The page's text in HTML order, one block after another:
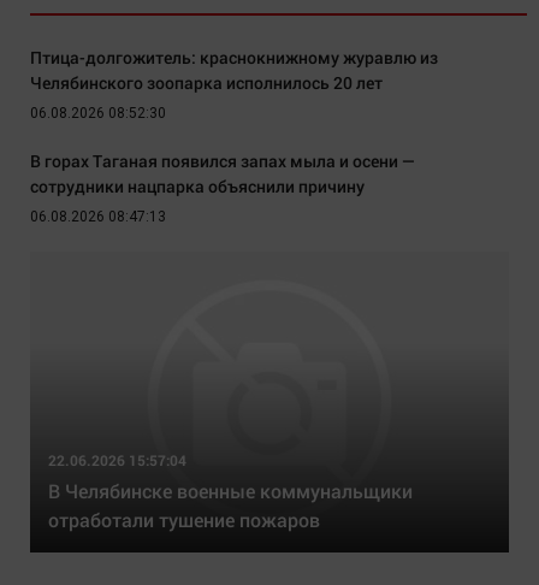
Птица-долгожитель: краснокнижному журавлю из
Челябинского зоопарка исполнилось 20 лет
06.08.2026 08:52:30
В горах Таганая появился запах мыла и осени —
сотрудники нацпарка объяснили причину
06.08.2026 08:47:13
22.06.2026 15:57:04
В Челябинске военные коммунальщики
отработали тушение пожаров